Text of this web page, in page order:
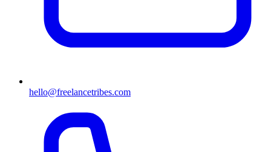
hello@freelancetribes.com